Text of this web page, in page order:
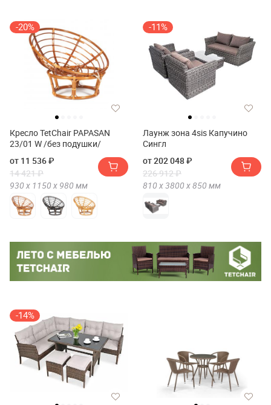
-20%
Кресло TetChair PAPASAN
23/01 W /без подушки/
от 11 536 ₽
14 421 ₽
930 х 1150 х 980 мм
-11%
Лаунж зона 4sis Капучино
Сингл
от 202 048 ₽
226 912 ₽
810 х3800 х850 мм
-14%